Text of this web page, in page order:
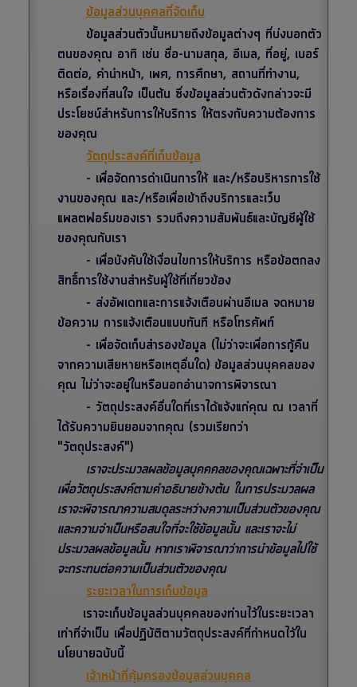
ข้อมูลส่วนบุคคลที่จัดเก็บ
ข้อมูลส่วนตัวนั้นหมายถึงข้อมูลต่างๆ ที่บ่งบอกตัว
ตนของคุณ อาทิ เช่น ชื่อ-นามสกุล, อีเมล, ที่อยู่, เบอร์
ติดต่อ, คำนำหน้า, เพศ, การศึกษา, สถานที่ทำงาน,
หรือเรื่องที่สนใจ เป็นต้น ซึ่งข้อมูลส่วนตัวดังกล่าวจะมี
ประโยชน์สำหรับการให้บริการ ให้ตรงกับความต้องการ
ของคุณ
วัตถุประสงค์ที่เก็บข้อมูล
- เพื่อจัดการดำเนินการให้ และ/หรือบริหารการใช้
งานของคุณ และ/หรือเพื่อเข้าถึงบริการและเว็บ
แพลตฟอร์มของเรา รวมถึงความสัมพันธ์และบัญชีผู้ใช้
ของคุณกับเรา
- เพื่อบังคับใช้เงื่อนไขการให้บริการ หรือข้อตกลง
สิทธิ์การใช้งานสำหรับผู้ใช้ที่เกี่ยวข้อง
- ส่งอัพเดทและการแจ้งเตือนผ่านอีเมล จดหมาย
ข้อความ การแจ้งเตือนแบบทันที หรือโทรศัพท์
- เพื่อจัดเก็บสำรองข้อมูล (ไม่ว่าจะเพื่อการกู้คืน
จากความเสียหายหรือเหตุอื่นใด) ข้อมูลส่วนบุคคลของ
คุณ ไม่ว่าจะอยู่ในหรือนอกอำนาจการพิจารณา
- วัตถุประสงค์อื่นใดที่เราได้แจ้งแก่คุณ ณ เวลาที่
ได้รับความยินยอมจากคุณ (รวมเรียกว่า
"วัตถุประสงค์")
เราจะประมวลผลข้อมูลบุคคคลของคุณเฉพาะที่จำเป็น
เพื่อวัตถุประสงค์ตามคำอธิบายข้างต้น ในการประมวลผล
เราจะพิจารณาความสมดุลระหว่างความเป็นส่วนตัวของคุณ
และความจำเป็นหรือสนใจที่จะใช้ข้อมูลนั้น และเราจะไม่
ประมวลผลข้อมูลนั้น หากเราพิจารณาว่าการนำข้อมูลไปใช้
จะกระทบต่อความเป็นส่วนตัวของคุณ
ระยะเวลาในการเก็บข้อมูล
เราจะเก็บข้อมูลส่วนบุคคลของท่านไว้ในระยะเวลา
เท่าที่จำเป็น เพื่อปฏิบัติตามวัตถุประสงค์ที่กำหนดไว้ใน
นโยบายฉบับนี้
เจ้าหน้าที่คุ้มครองข้อมูลส่วนบุคคล